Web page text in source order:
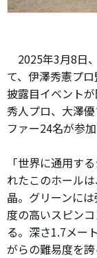
2025年3月8日
て、伊澤秀憲プ
披露目イベント
秀人プロ、大澤
ファー24名が参加
「世界に通用す
れたこのホール
晶。グリーンに
度の高いスピン
る。深さ1.7メー
がらの難易度を誇